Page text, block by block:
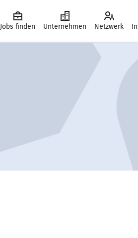
Jobs finden Unternehmen Netzwerk